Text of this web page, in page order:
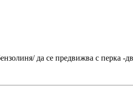
да се предвижва с перка -